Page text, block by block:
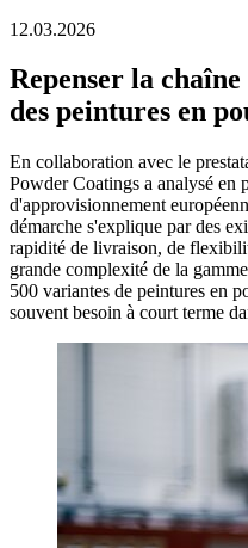
12.03.2026
Repenser la
des peintures en
En collaboration avec le
Powder Coatings a analysé en
d'approvisionnement
démarche s'explique par des
rapidité de livraison, de
grande complexité de la
500 variantes de peintures en
souvent besoin à court terme